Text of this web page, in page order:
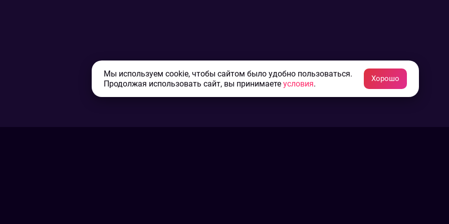
Мы используем cookie, чтобы сайтом было удобно пользоваться.
Продолжая использовать сайт, вы принимаете условия.
Хорошо